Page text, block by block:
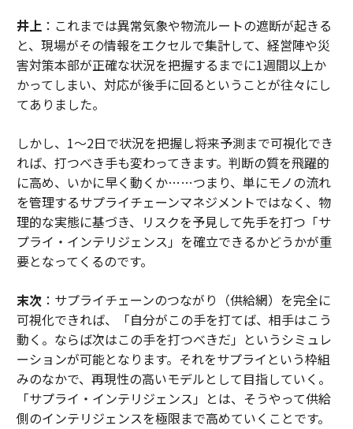
井上：これまでは異常気象や物流ルートの遮断が起きる
と、現場がその情報をエクセルで集計して、経営陣や災
害対策本部が正確な状況を把握するまでに1週間以上か
かってしまい、対応が後手に回るということが往々にし
てありました。
しかし、1〜2日で状況を把握し将来予測まで可視化でき
れば、打つべき手も変わってきます。判断の質を飛躍的
に高め、いかに早く動くか……つまり、単にモノの流れ
を管理するサプライチェーンマネジメントではなく、物
理的な実態に基づき、リスクを予見して先手を打つ「サ
プライ・インテリジェンス」を確立できるかどうかが重
要となってくるのです。
末次：サプライチェーンのつながり（供給網）を完全に
可視化できれば、「自分がこの手を打てば、相手はこう
動く。ならば次はこの手を打つべきだ」というシミュレ
ーションが可能となります。それをサプライという枠組
みのなかで、再現性の高いモデルとして目指していく。
「サプライ・インテリジェンス」とは、そうやって供給
側のインテリジェンスを極限まで高めていくことです。